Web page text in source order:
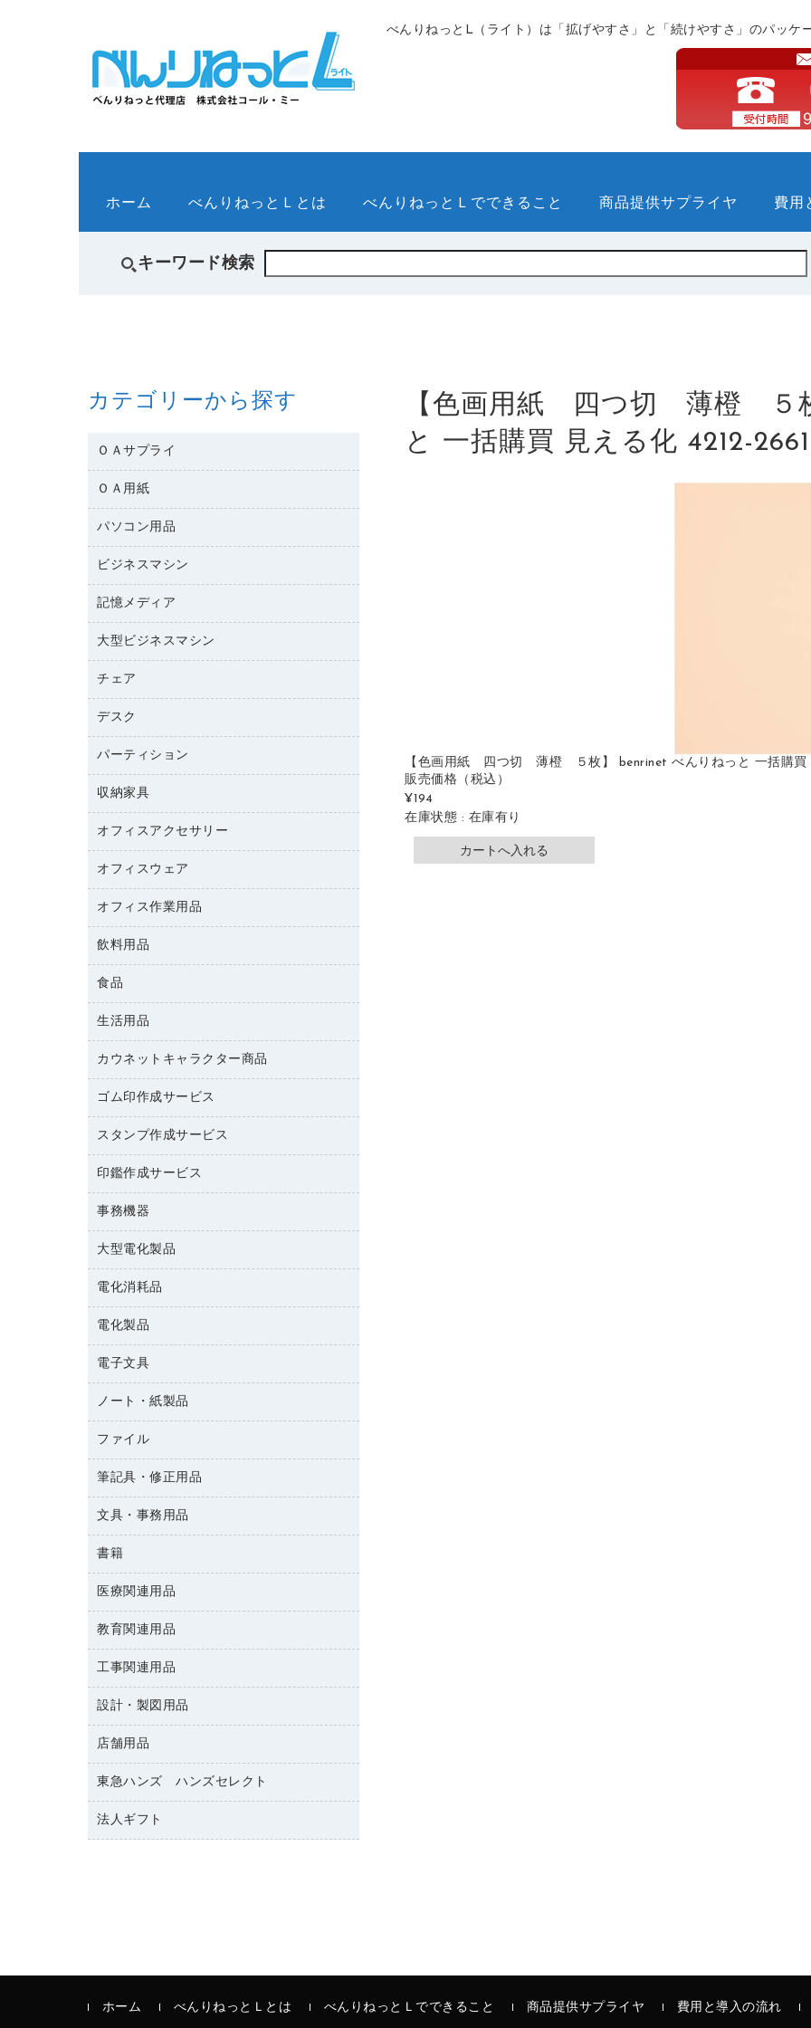
べんりねっとL（ライト）は「拡げやすさ」と「続けやすさ」のパッケ
ホーム べんりねっとＬとは べんりねっとＬでできること 商品提供サプライヤ 費用
キーワード検索
【色画用紙 四つ切 薄橙 ５
と 一括購買 見える化 4212-
【色画用紙 四つ切 薄橙 ５枚】 benrinet べんりねっと 一括購買
販売価格 （税込）
¥194
在庫状態 : 在庫有り
カテゴリーから探す
ＯＡサプライ
互換インクカートリッジ
リサイクルトナー（リターン方式）
リサイクルトナー（プール方式）
リサイクルインクカートリッジ
ファクシミリトナー
トナーカートリッジ
コピートナー
ＯＡ用紙
名刺用紙
ワープロ用紙
ラベル用紙
プロッター用紙
ハガキ用紙
その他コピー用紙・プリンタ用紙
コピー用紙
パソコン用品
パソコン周辺機器
マウスパッド
マウス
パソコンバッグ／収納用品
ネットワーク／ＬＡＮ機器
ネットワーク／ＬＡＮアクセサリー
セキュリティ用品
ＵＳＢハブ／ＵＳＢアクセサリー
ＯＡフィルター
ＯＡクリーナー／エアダスター
ＬＡＮケーブル
ＨＤＤ／ＳＳＤ
ディスプレイモニター
ビジネスマシン
電話機
レーザープリンタ／複合機
メモリーカード
プロジェクタ
ファクシミリ
デジタルカメラ
スキャナー
コピー機
記憶メディア
ブルーレイディスク
ＣＤ－ＲＷ
ＣＤ－Ｒ
メディア収納用品
大型ビジネスマシン
プリンタ
チェア
応接イス・ベンチ
オフィスチェア
デスク
ミーティングテーブル
デスク
カウンター
パーティション
ホワイトボード・黒板
収納家具
保管庫・書庫
ロッカー・下駄箱
その他収納
オフィスアクセサリー
オフィスアクセサリー
オフィスウェア
医療・介護・ワーキングウェア
ブラウス・シャツ
アウター
オフィス作業用品
養生用品
防災用備蓄食品・飲料
台車・脚立
倉庫収納用品
作業用雑貨
梱包用品
梱包用テープ
園芸用品
ペット用品
飲料用品
緑茶飲料
茶葉・インスタント
紅茶・バラエティ飲料
レギュラーコーヒー
ミルク・シュガー
ソフトドリンク
コーヒーメーカー・備品
インスタントコーヒー
食品
食品
生活用品
浴室用品
台所用洗剤
掃除用品
掃除用洗剤
洗濯用品
消臭・芳香剤
殺虫剤
飲食用消耗品
ハンドソープ・石鹸
トイレ用品
トイレ用洗剤
ティッシュペーパー
ダストボックス
タオル・アメニティ用品
スリッパ・サンダル・シューズ
スポーツ・レジャー用品
ゴミ袋
キッチン用品
カウネットキャラクター商品
カウネットキャラクター商品
ゴム印作成サービス
ゴム印作成サービス
ゴム印（一行印）作成サービス
ゴム印（フリーサイズ印）作成サービス
スタンプ作成サービス
シヤチハタスタンプ作成サービス
カウネットスタンプ作成サービス
印鑑作成サービス
印鑑作成サービス
事務機器
大型シュレッダー（共配）
レーザーポインター
ラミネートフィルム
ラミネータ
タイムレコーダー
シュレッダ
ＯＨＰ用品
大型電化製品
冷蔵庫・キッチン・調理家電
テレビ・ＡＶ機器
電化消耗品
電球・蛍光灯
乾電池・充電池
フィルム・カメラ用品
デスクライト
アルバム
懐中電灯・ライト
電化製品
掃除機・クリーナー
空調・季節家電
その他電化製品
キッチン・調理家電
ＯＡタップ／延長コード
電子文具
電卓
ラベルテープ
その他電子文具
ノート・紙製品
封筒
伝票
典礼用品
帳簿
額縁
各種用紙
ルーズリーフ
ファイル
名刺整理用品
板目表紙・綴込表紙
背幅が伸びるファイル
統一伝票用ファイル
収納保存用品
レターファイル
リングファイル
プレゼン用ファイル
ファイルボックス
パイプ式ファイル
その他ファイル
カードケース
筆記具・修正用品
万年筆
消しゴム
修正液・修正ペン
修正テープ
鉛筆
マーキングペン（油性）
マーキングペン（水性）
ボールペン（油性）
文具・事務用品
輪ゴム
両面テープ
名札
保管・整理用品
壁面／足元収納
備品／小物ケース
透明テープ 事務用
電話台
液体のり
印章用品
書籍
雑誌
パソコンソフト
医療関連用品
保健用品
使い捨て手袋
感染症対策用品
介護用品
医療関連用品
教育関連用品
教育関連用品
工事関連用品
工事関連用品
設計・製図用品
設計・製図用品
店舗用品
店舗運営用品
陳列什器
紙手提げ袋
ＰＯＰ用品
東急ハンズ ハンズセレクト
東急ハンズ
法人ギフト
ホーム べんりねっとＬとは べんりねっとＬでできること 商品提供サプライヤ 費用と導入の流れ